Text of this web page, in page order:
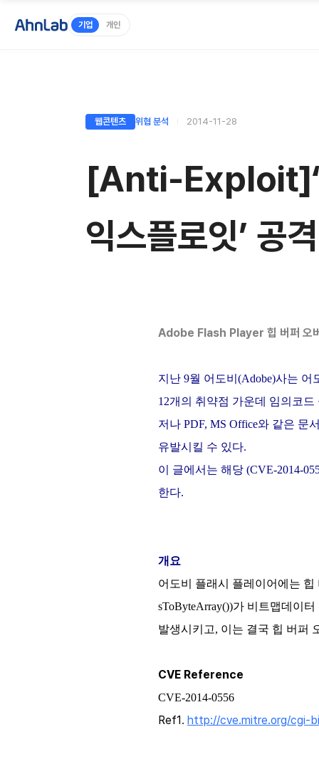
기업 개인
웹콘텐츠 위협 분석 2014-11-28
[Anti-Exploit]‘
익스플로잇’ 공
Adobe Flash Player 힙 버퍼 오
지난 9월 어도비(Adobe)사는
12개의 취약점 가운데 임의코
저나 PDF, MS Office와 같은 문
유발시킬 수 있다.
이 글에서는 해당 (CVE-2014-
한다.
개요
어도비 플래시 플레이어에는 힙
sToByteArray())가 비트맵데이
발생시키고, 이는 결국 힙 버퍼
CVE Reference
CVE-2014-0556
Ref1. http://cve.mitre.org/cgi-